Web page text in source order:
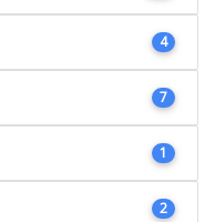
4
7
1
2